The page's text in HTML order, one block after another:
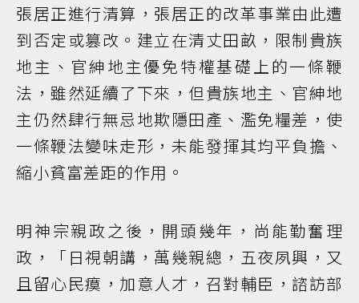
張居正進行清算，張居正的改革事業由此遭
到否定或篡改。建立在清丈田畝，限制貴族
地主、官紳地主優免特權基礎上的一條鞭
法，雖然延續了下來，但貴族地主、官紳地
主仍然肆行無忌地欺隱田產、濫免糧差，使
一條鞭法變味走形，未能發揮其均平負擔、
縮小貧富差距的作用。
明神宗親政之後，開頭幾年，尚能勤奮理
政，「日視朝講，萬幾親總，五夜夙興，又
且留心民瘼，加意人才，召對輔臣，諮訪部